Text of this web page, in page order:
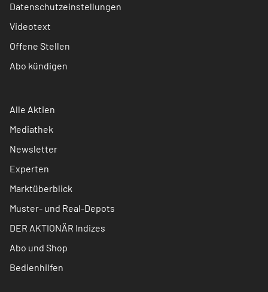
Datenschutzeinstellungen
Videotext
Offene Stellen
Abo kündigen
Alle Aktien
Mediathek
Newsletter
Experten
Marktüberblick
Muster- und Real-Depots
DER AKTIONÄR Indizes
Abo und Shop
Bedienhilfen